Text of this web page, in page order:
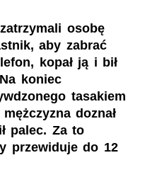
osobę
aby zabrać
kopał ją i bił
koniec
tasakiem
doznał
palec. Za to
przewiduje do 12